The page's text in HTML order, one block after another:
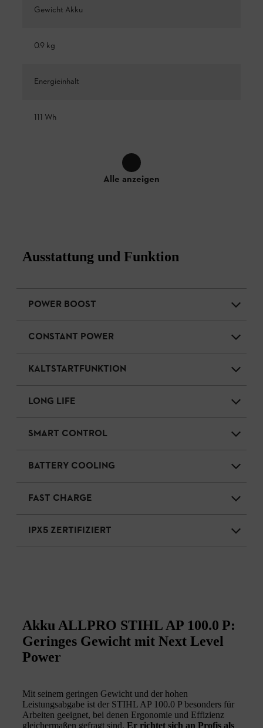
Gewicht Akku
0.9 kg
Energieinhalt
111 Wh
Alle anzeigen
Ausstattung und Funktion
POWER BOOST
CONSTANT POWER
KALTSTARTFUNKTION
LONG LIFE
SMART CONTROL
BATTERY COOLING
FAST CHARGE
IPX5 ZERTIFIZIERT
Akku ALLPRO STIHL AP 100.0 P:
Geringes Gewicht mit Next Level
Power
Mit seinem geringen Gewicht und der hohen
Leistungsabgabe ist der STIHL AP 100.0 P besonders für
Arbeiten geeignet, bei denen Ergonomie und Effizienz
gleichermaßen gefragt sind. Er richtet sich an Profis als